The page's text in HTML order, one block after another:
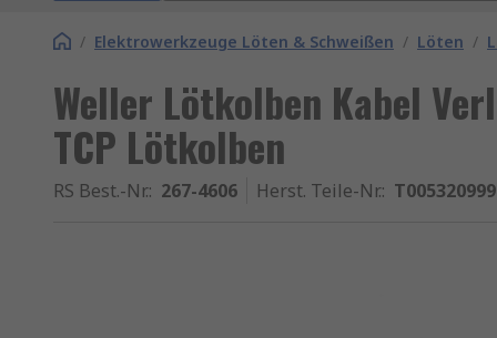
/ Elektrowerkzeuge Löten & Schweißen / Löten /
Weller Lötkolben Kabel
TCP Lötkolben
RS Best.-Nr.: 267-4606 Herst. Teile-Nr.: